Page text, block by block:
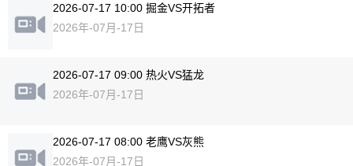
2026-07-17 10:00 掘金VS开拓者
2026年-07月-17日
2026-07-17 09:00 热火VS猛龙
2026年-07月-17日
2026-07-17 08:00 老鹰VS灰熊
2026年-07月-17日